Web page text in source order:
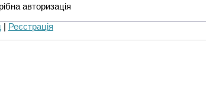
авторизація
| Реєстрація